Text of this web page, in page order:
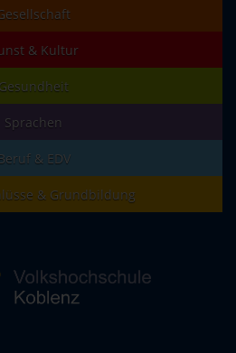
& Kultur
Gesundheit
Sprachen
Beruf & EDV
& Grundbildung